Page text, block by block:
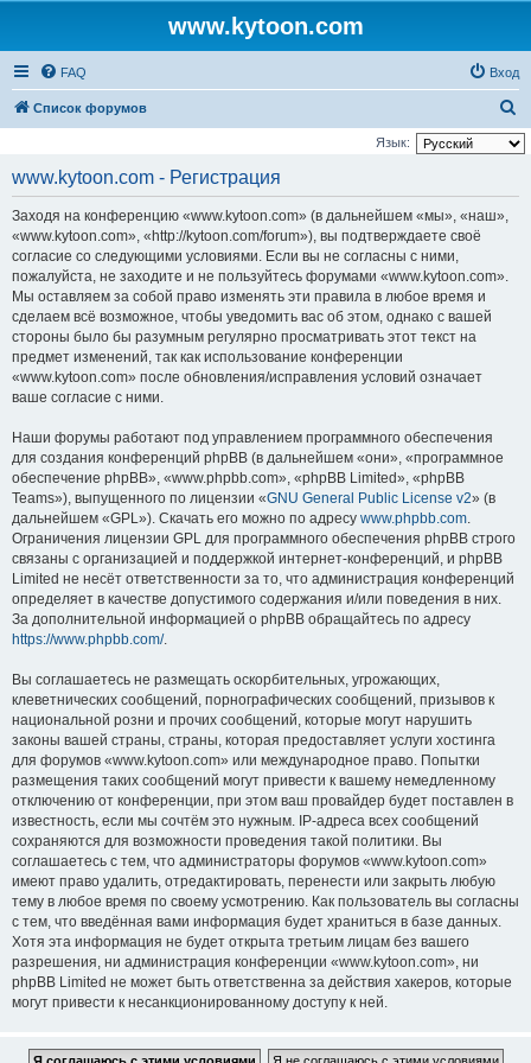
www.kytoon.com
FAQ Вход
Список форумов
о
Язык:
www.kytoon.com - Регистрация
Заходя на конференцию «www.kytoon.com» (в дальнейшем «мы», «наш»,
«www.kytoon.com», «http://kytoon.com/forum»), вы подтверждаете своё
согласие со следующими условиями. Если вы не согласны с ними,
пожалуйста, не заходите и не пользуйтесь форумами «www.kytoon.com».
Мы оставляем за собой право изменять эти правила в любое время и
сделаем всё возможное, чтобы уведомить вас об этом, однако с вашей
стороны было бы разумным регулярно просматривать этот текст на
предмет изменений, так как использование конференции
«www.kytoon.com» после обновления/исправления условий означает
ваше согласие с ними.
Наши форумы работают под управлением программного обеспечения
для создания конференций phpBB (в дальнейшем «они», «программное
обеспечение phpBB», «www.phpbb.com», «phpBB Limited», «phpBB
Teams»), выпущенного по лицензии «GNU General Public License v2» (в
дальнейшем «GPL»). Скачать его можно по адресу www.phpbb.com.
Ограничения лицензии GPL для программного обеспечения phpBB строго
связаны с организацией и поддержкой интернет-конференций, и phpBB
Limited не несёт ответственности за то, что администрация конференций
определяет в качестве допустимого содержания и/или поведения в них.
За дополнительной информацией о phpBB обращайтесь по адресу
https://www.phpbb.com/.
Вы соглашаетесь не размещать оскорбительных, угрожающих,
клеветнических сообщений, порнографических сообщений, призывов к
национальной розни и прочих сообщений, которые могут нарушить
законы вашей страны, страны, которая предоставляет услуги хостинга
для форумов «www.kytoon.com» или международное право. Попытки
размещения таких сообщений могут привести к вашему немедленному
отключению от конференции, при этом ваш провайдер будет поставлен в
известность, если мы сочтём это нужным. IP-адреса всех сообщений
сохраняются для возможности проведения такой политики. Вы
соглашаетесь с тем, что администраторы форумов «www.kytoon.com»
имеют право удалить, отредактировать, перенести или закрыть любую
тему в любое время по своему усмотрению. Как пользователь вы согласны
с тем, что введённая вами информация будет храниться в базе данных.
Хотя эта информация не будет открыта третьим лицам без вашего
разрешения, ни администрация конференции «www.kytoon.com», ни
phpBB Limited не может быть ответственна за действия хакеров, которые
могут привести к несанкционированному доступу к ней.